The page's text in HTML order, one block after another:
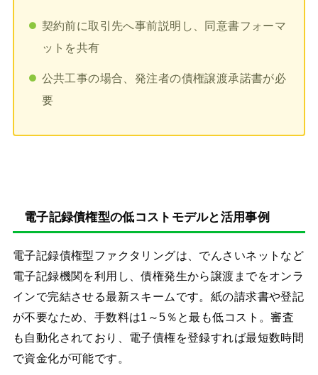
契約前に取引先へ事前説明し、同意書フォーマ
ットを共有
公共工事の場合、発注者の債権譲渡承諾書が必
要
電子記録債権型の低コストモデルと活用事例
電子記録債権型ファクタリングは、でんさいネットなど
電子記録機関を利用し、債権発生から譲渡までをオンラ
インで完結させる最新スキームです。紙の請求書や登記
が不要なため、手数料は1～5％と最も低コスト。審査
も自動化されており、電子債権を登録すれば最短数時間
で資金化が可能です。